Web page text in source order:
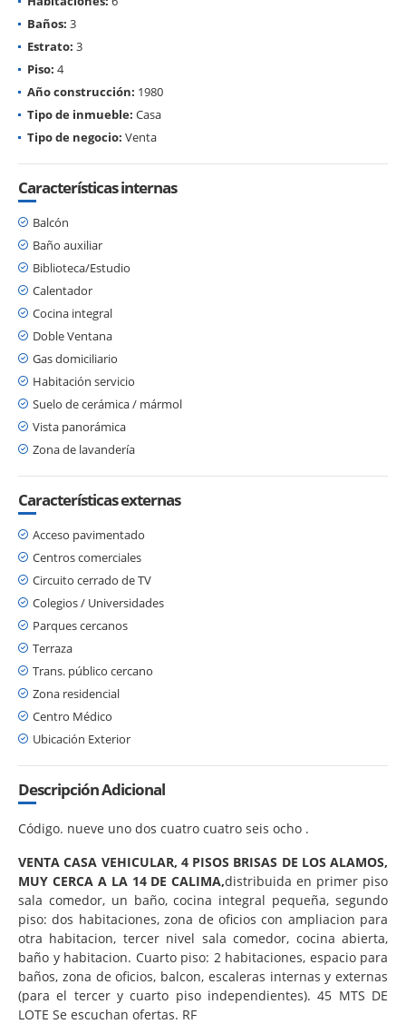
Baños: 3
Estrato: 3
Piso: 4
Año construcción: 1980
Tipo de inmueble: Casa
Tipo de negocio: Venta
Características internas
Balcón
Baño auxiliar
Biblioteca/Estudio
Calentador
Cocina integral
Doble Ventana
Gas domiciliario
Habitación servicio
Suelo de cerámica / mármol
Vista panorámica
Zona de lavandería
Características externas
Acceso pavimentado
Centros comerciales
Circuito cerrado de TV
Colegios / Universidades
Parques cercanos
Terraza
Trans. público cercano
Zona residencial
Centro Médico
Ubicación Exterior
Descripción Adicional
Código. nueve uno dos cuatro cuatro seis ocho .
VENTA CASA VEHICULAR, 4 PISOS BRISAS DE LOS ALAMOS,
MUY CERCA A LA 14 DE CALIMA,distribuida en primer piso
sala comedor, un baño, cocina integral pequeña, segundo
piso: dos habitaciones, zona de oficios con ampliacion para
otra habitacion, tercer nivel sala comedor, cocina abierta,
baño y habitacion. Cuarto piso: 2 habitaciones, espacio para
baños, zona de oficios, balcon, escaleras internas y externas
(para el tercer y cuarto piso independientes). 45 MTS DE
LOTE Se escuchan ofertas. RF